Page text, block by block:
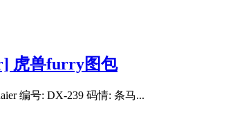
虎兽furry图包
编号: DX-239 码情: 条马...